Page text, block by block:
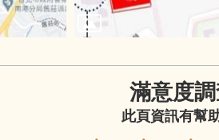
滿意度
此頁資訊有幫